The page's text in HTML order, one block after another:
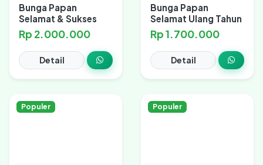
Bunga Papan
Selamat & Sukses
Rp 2.000.000
Detail
Bunga Papan
Selamat Ulang Tahun
Rp 1.700.000
Detail
Populer Populer